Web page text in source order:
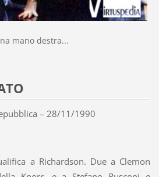
mano destra...
– 28/11/1990
a Richardson. Due a Clemon